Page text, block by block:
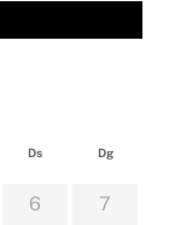
Ds Dg
6 7